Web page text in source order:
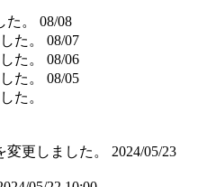
。
08/08
た。
08/07
た。
08/06
た。
08/05
た。
更しました。
2024/05/23